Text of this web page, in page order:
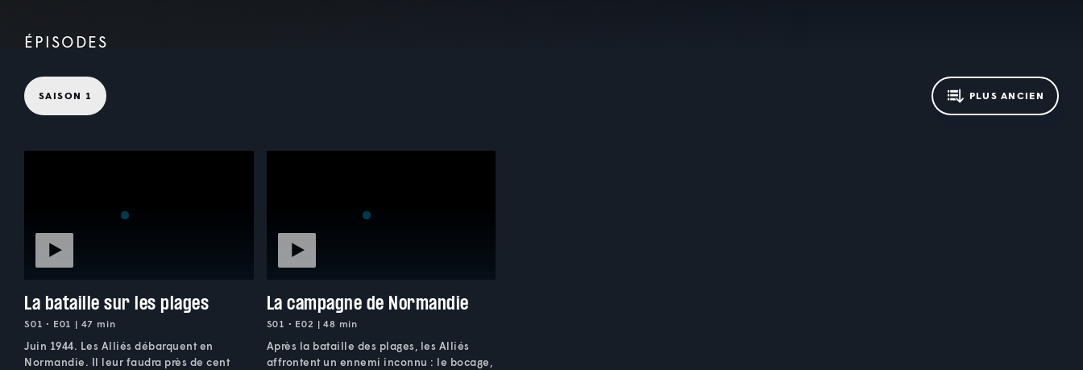
ÉPISODES
SAISON 1 PLUS ANCIEN
La bataille sur les plages
S01 • E01 | 47 min
Juin 1944. Les Alliés débarquent en
Normandie. Il leur faudra près de cent
La campagne de Normandie
S01 • E02 | 48 min
Après la bataille des plages, les Alliés
affrontent un ennemi inconnu : le bocage,